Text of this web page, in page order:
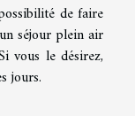
de faire
séjour plein air
vous le désirez,
jours.